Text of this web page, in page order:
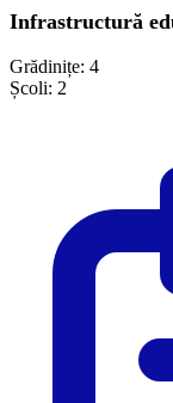
Infrastructură
Grădinițe: 4
Școli: 2